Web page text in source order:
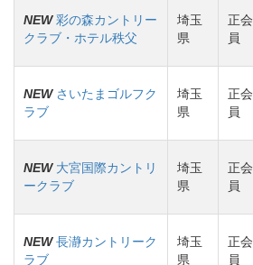
NEW 彩の森カントリー
クラブ・ホテル秩父
埼玉
県
正会
員
NEW さいたまゴルフク
ラブ
埼玉
県
正会
員
NEW 大宮国際カントリ
ークラブ
埼玉
県
正会
員
NEW 長瀞カントリーク
ラブ
埼玉
県
正会
員